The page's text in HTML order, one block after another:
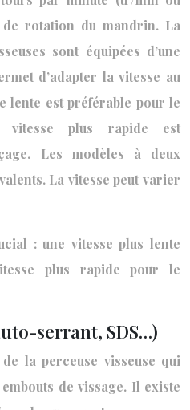
rotation du mandrin. La
sont équipées d’une
d’adapter la vitesse au
lente est préférable pour le
vitesse plus rapide est
Les modèles à deux
La vitesse peut varier
: une vitesse plus lente
plus rapide pour le
serrant, SDS…)
la perceuse visseuse qui
de vissage. Il existe